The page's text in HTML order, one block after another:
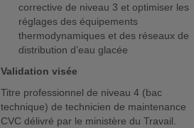
corrective de niveau 3 et optimiser les
réglages des équipements
thermodynamiques et des réseaux de
distribution d’eau glacée
Validation visée
Titre professionnel de niveau 4 (bac
technique) de technicien de maintenance
CVC délivré par le ministère du Travail.